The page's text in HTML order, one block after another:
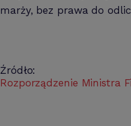
marży, bez prawa do
Źródło:
Rozporządzenie Ministra